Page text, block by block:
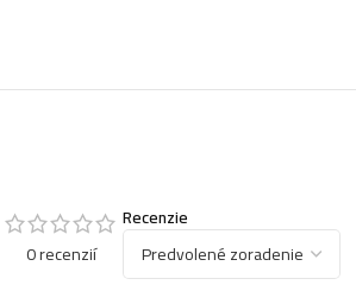
0 recenzií
Recenzie